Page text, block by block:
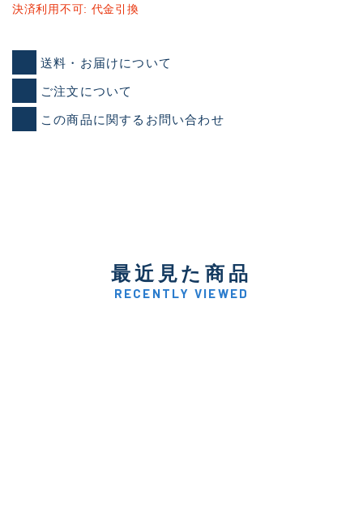
決済利用不可: 代金引換
送料・お届けについて
ご注文について
この商品に関するお問い合わせ
最近見た商品
RECENTLY VIEWED